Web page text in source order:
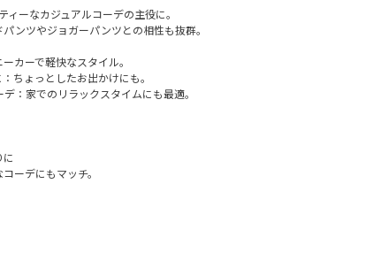
ィーなカジュアルコーデの主役に。
ンツやジョガーパンツとの相性も抜群。
カーで軽快なスタイル。
ちょっとしたお出かけにも。
：家でのリラックスタイムにも最適。
に
ーデにもマッチ。